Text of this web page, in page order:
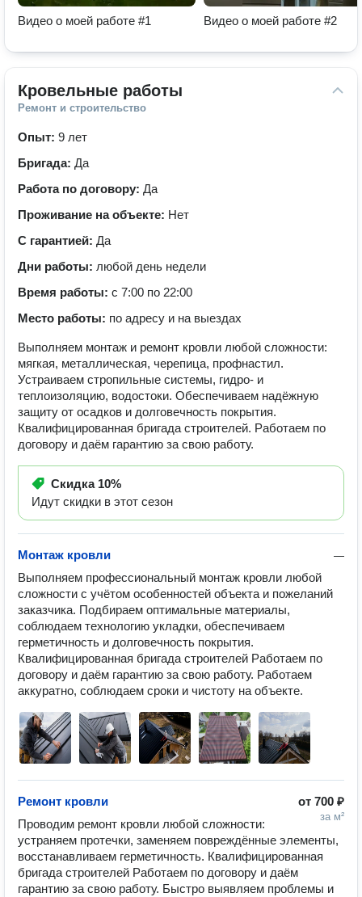
Видео о моей работе #1 Видео о моей работе #2
Кровельные работы
Ремонт и строительство
Опыт: 9 лет
Бригада: Да
Работа по договору: Да
Проживание на объекте: Нет
С гарантией: Да
Дни работы: любой день недели
Время работы: с 7:00 по 22:00
Место работы: по адресу и на выездах
Выполняем монтаж и ремонт кровли любой сложности:
мягкая, металлическая, черепица, профнастил.
Устраиваем стропильные системы, гидро- и
теплоизоляцию, водостоки. Обеспечиваем надёжную
защиту от осадков и долговечность покрытия.
Квалифицированная бригада строителей. Работаем по
договору и даём гарантию за свою работу.
Скидка 10%
Идут скидки в этот сезон
—
Монтаж кровли
Выполняем профессиональный монтаж кровли любой
сложности с учётом особенностей объекта и пожеланий
заказчика. Подбираем оптимальные материалы,
соблюдаем технологию укладки, обеспечиваем
герметичность и долговечность покрытия.
Квалифицированная бригада строителей Работаем по
договору и даём гарантию за свою работу. Работаем
аккуратно, соблюдаем сроки и чистоту на объекте.
от 700 ₽
за м²
Ремонт кровли
Проводим ремонт кровли любой сложности:
устраняем протечки, заменяем повреждённые элементы,
восстанавливаем герметичность. Квалифицированная
бригада строителей Работаем по договору и даём
гарантию за свою работу. Быстро выявляем проблемы и